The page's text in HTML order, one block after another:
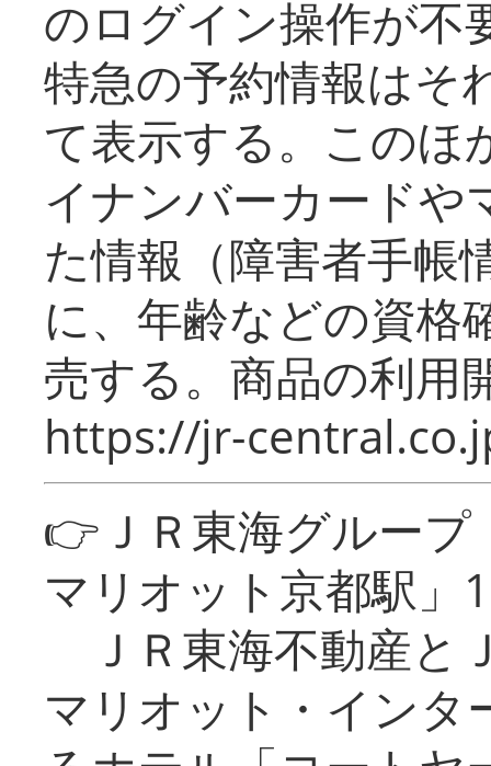
のログイン操作が不
特急の予約情報はそ
て表示する。このほ
イナンバーカードや
た情報（障害者手帳
に、年齢などの資格
売する。商品の利用
https://jr-
👉ＪＲ東海グルー
マリオット京都駅」
ＪＲ東海不動産と
マリオット・インタ